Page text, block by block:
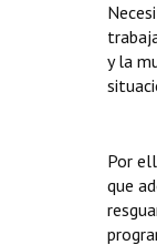
y la
Por
que